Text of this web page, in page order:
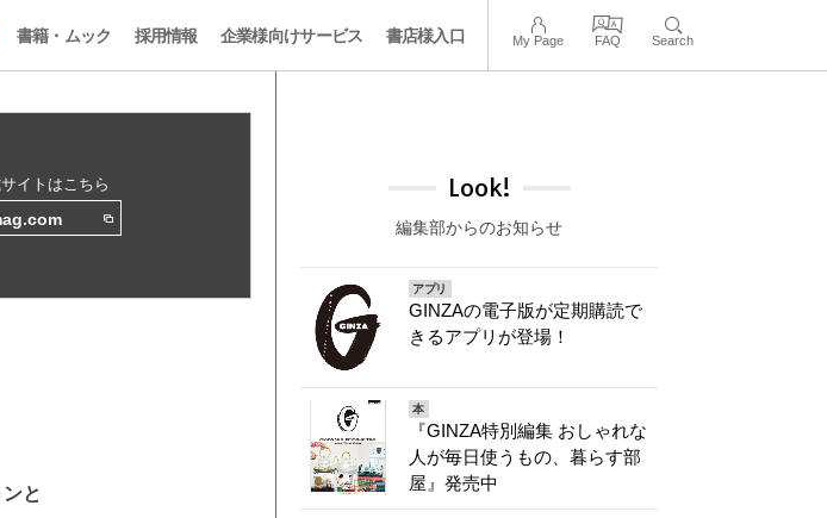
書籍・ムック 採用情報 企業様向けサービス 書店様入口 My Page FAQ Search
イトはこちら
と
Look!
編集部からのお知らせ
アプリ
GINZAの電子版が定期購読で
きるアプリが登場！
本
『GINZA特別編集 おしゃれな
人が毎日使うもの、暮らす部
屋』発売中